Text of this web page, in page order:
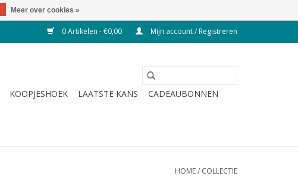
0 Artikelen - €0,00 Mijn account / Registreren
KOOPJESHOEK LAATSTE KANS
CADEAUBONNEN
HOME/ COLLECTIE
Meer over cookies »